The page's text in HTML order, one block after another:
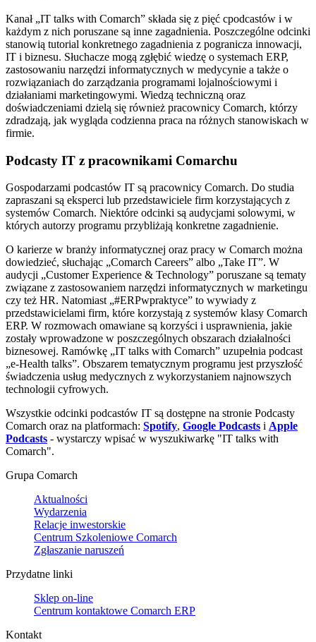
Kanał „IT talks with Comarch” składa się z pięć cpodcastów i w
każdym z nich poruszane są inne zagadnienia. Poszczególne odcinki
stanowią tutorial konkretnego zagadnienia z pogranicza innowacji,
IT i biznesu. Słuchacze mogą zgłębić wiedzę o systemach ERP,
zastosowaniu narzędzi informatycznych w medycynie a także o
rozwiązaniach do zarządzania programami lojalnościowymi i
działaniami marketingowymi. Wiedzą techniczną oraz
doświadczeniami dzielą się również pracownicy Comarch, którzy
zdradzają, jak wygląda codzienna praca na różnych stanowiskach w
firmie.
Podcasty IT z pracownikami Comarchu
Gospodarzami podcastów IT są pracownicy Comarch. Do studia
zapraszani są eksperci lub przedstawiciele firm korzystających z
systemów Comarch. Niektóre odcinki są audycjami solowymi, w
których autorzy programu przybliżają konkretne zagadnienie.
O karierze w branży informatycznej oraz pracy w Comarch można
dowiedzieć, słuchając „Comarch Careers” albo „Take IT”. W
audycji „Customer Experience & Technology” poruszane są tematy
związane z zastosowaniem narzędzi informatycznych w marketingu
czy też HR. Natomiast „#ERPwpraktyce” to wywiady z
przedstawicielami firm, które korzystają z systemów klasy Comarch
ERP. W rozmowach omawiane są korzyści i usprawnienia, jakie
zostały wprowadzone w poszczególnych obszarach działalności
biznesowej. Ramówkę „IT talks with Comarch” uzupełnia podcast
„e-Health talks”. Obszarem tematycznym programu jest przyszłość
świadczenia usług medycznych z wykorzystaniem najnowszych
technologii cyfrowych.
Wszystkie odcinki podcastów IT są dostępne na stronie Podcasty
Comarch oraz na platformach: Spotify, Google Podcasts i Apple
Podcasts - wystarczy wpisać w wyszukiwarkę "IT talks with
Comarch".
Grupa Comarch
Aktualności
Wydarzenia
Relacje inwestorskie
Centrum Szkoleniowe Comarch
Zgłaszanie naruszeń
Przydatne linki
Sklep on-line
Centrum kontaktowe Comarch ERP
Kontakt